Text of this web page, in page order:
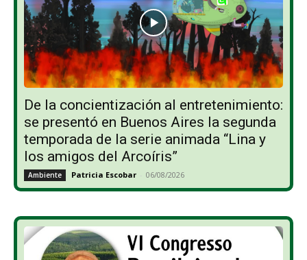
De la concientización al entretenimiento:
se presentó en Buenos Aires la segunda
temporada de la serie animada “Lina y
los amigos del Arcoíris”
Ambiente Patricia Escobar - 06/08/2026